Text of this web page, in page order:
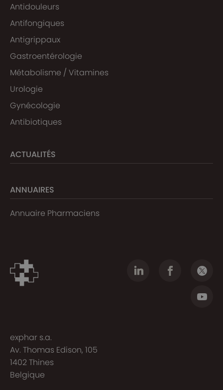
Antidouleurs
Antifongiques
Antigrippaux
Gastroentérologie
Métabolisme / Vitamines
Urologie
Gynécologie
Antibiotiques
ACTUALITÉS
ANNUAIRES
Annuaire Pharmaciens
exphar s.a.
Av. Thomas Edison, 105
1402 Thines
Belgique